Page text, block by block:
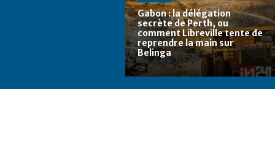
Gabon : la délégation
secrète de Perth, ou
comment Libreville tente de
reprendre la main sur
Belinga